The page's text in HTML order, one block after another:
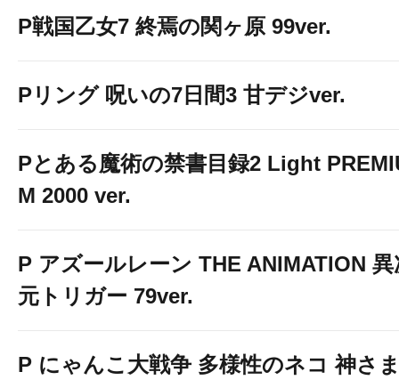
P戦国乙女7 終焉の関ヶ原 99ver.
Pリング 呪いの7日間3 甘デジver.
Pとある魔術の禁書目録2 Light
M 2000 ver.
P アズールレーン THE ANIMATION 異
元トリガー 79ver.
P にゃんこ大戦争 多様性のネコ 神さ